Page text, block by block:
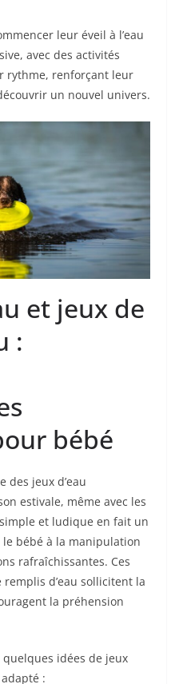
leur éveil à l’eau
avec des activités
rythme, renforçant leur
un nouvel univers.
et jeux de
:
bébé
des jeux d’eau
estivale, même avec les
et ludique en fait un
bébé à la manipulation
rafraîchissantes. Ces
d’eau sollicitent la
la préhension
idées de jeux
: